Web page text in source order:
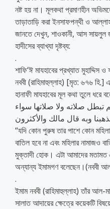
নষ্ট হয় না। মূলকথা প্রমাণহীন
তাড়াতাড়ি করা ইনসাফপন্থী ও
জানতে দেখুন, শাওকানী, আস সায়লুল
হাদীসের ব্যাখ্যা দৃষ্টব্য:
.
শাফি‘ঈ মাযহাবের প্রখ্যাত মুহাদ্দিস
নববী (রাহিমাহুল্লাহ) [মৃত: ৬৭৬ হি.]
হানাফী মাযহাবের মূল কথা তুলে ধরে
تبطل صلاته ولا صلاتها سواء
“যদি কোন পুরুষ তার পাশে কোন
বাতিল হবে না এবং মহিলার নামাজও
মুক্তাদী হোক। এটা আমাদের
অন্যান্য ইমামগণ বলেছেন।(নববী
.
ইমাম নববী (রাহিমাহুল্লাহ) তাঁর আল-
সালাত আদায়ের ক্ষেত্রে কয়েকটি